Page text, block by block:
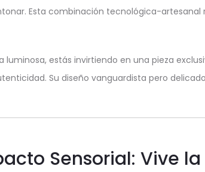
Esta combinación tecnológica-artesanal
luminosa, estás invirtiendo en una pieza
Su diseño vanguardista pero
Sensorial: Vive